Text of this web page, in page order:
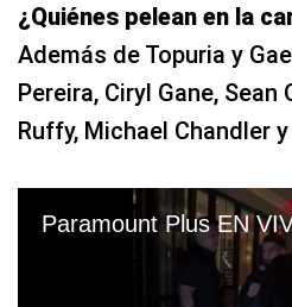
¿Quiénes pelean en la
Además de Topuria y
Pereira, Ciryl Gane, Sean
Ruffy, Michael Chandler